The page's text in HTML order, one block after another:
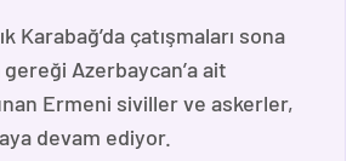
Karabağ’da çatışmaları sona
Azerbaycan’a ait
Ermeni siviller ve askerler,
devam ediyor.